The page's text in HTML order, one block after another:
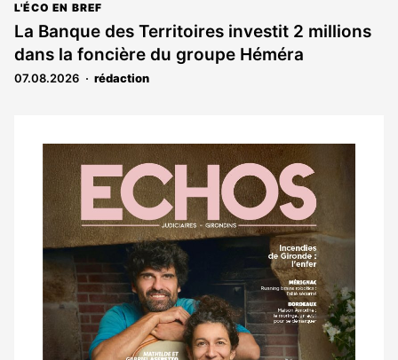
L'ÉCO EN BREF
La Banque des Territoires investit 2 millions
dans la foncière du groupe Héméra
07.08.2026 rédaction
Notre
dernier
magazine